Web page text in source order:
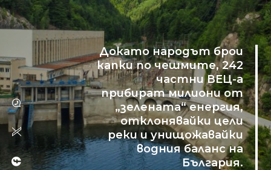
Докато народът брои
капки по чешмите, 242
частни ВЕЦ-а
прибират милиони от
„зелената“ енергия,
отклонявайки цели
реки и унищожавайки
водния баланс на
България.